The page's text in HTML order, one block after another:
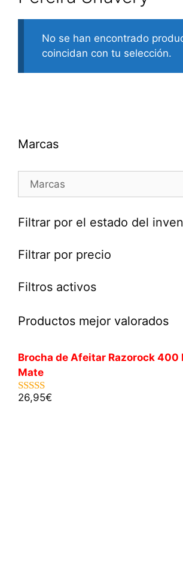
No se han encontrado
coincidan con tu selección.
Marcas
Filtrar por el estado del
Filtrar por precio
Filtros activos
Productos mejor valorados
Brocha de Afeitar Razorock 400
Mate
5.00de 5
26,95€